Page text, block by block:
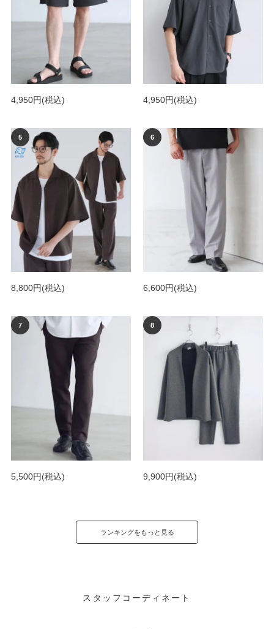
4,950円(税込) 4,950円(税込)
8,800円(税込) 6,600円(税込)
5,500円(税込) 9,900円(税込)
ランキングをもっと見る
スタッフコーディネート